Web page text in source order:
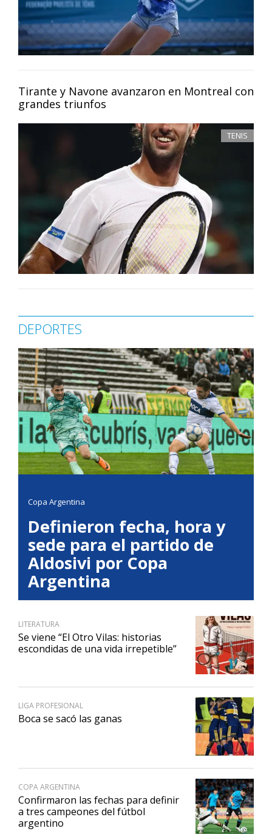
Tirante y Navone avanzaron en Montreal con
grandes triunfos
TENIS
DEPORTES
Copa Argentina
Definieron fecha, hora y
sede para el partido de
Aldosivi por Copa
Argentina
LITERATURA
Se viene “El Otro Vilas: historias
escondidas de una vida irrepetible”
LIGA PROFESIONAL
Boca se sacó las ganas
COPA ARGENTINA
Confirmaron las fechas para definir
a tres campeones del fútbol
argentino